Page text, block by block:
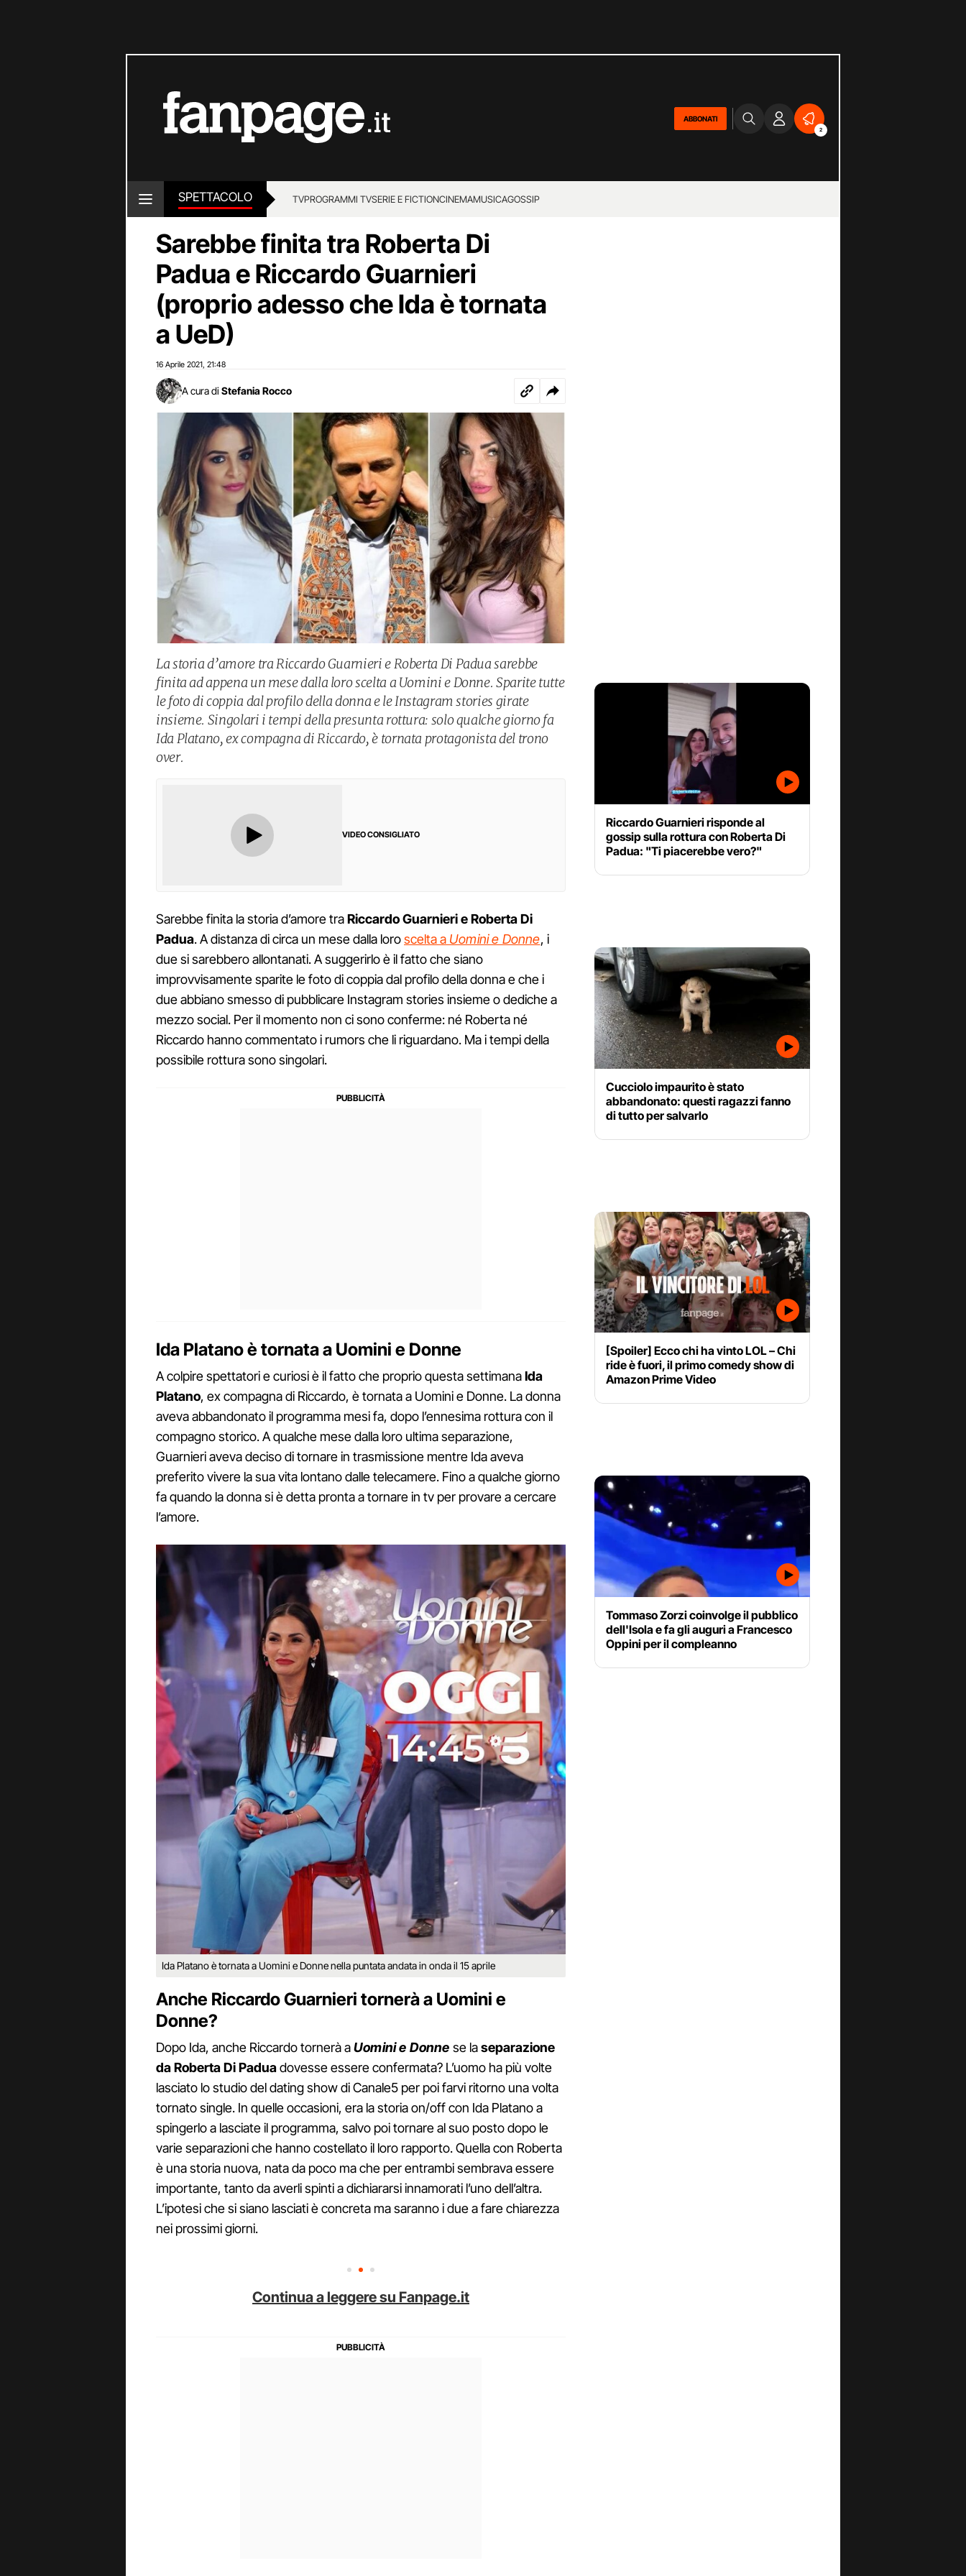
ABBONATI
2
SPETTACOLO TVPROGRAMMI TVSERIE E FICTIONCINEMAMUSICAGOSSIP
Sarebbe finita tra Roberta Di
Padua e Riccardo Guarnieri
(proprio adesso che Ida è tornata
a UeD)
16 Aprile 2021 21:48
A cura di Stefania Rocco
La storia d’amore tra Riccardo Guarnieri e Roberta Di Padua sarebbe
finita ad appena un mese dalla loro scelta a Uomini e Donne. Sparite tutte
le foto di coppia dal profilo della donna e le Instagram stories girate
insieme. Singolari i tempi della presunta rottura: solo qualche giorno fa
Ida Platano, ex compagna di Riccardo, è tornata protagonista del trono
over.
VIDEO CONSIGLIATO
Sarebbe finita la storia d’amore traRiccardo Guarnieri e Roberta Di
Padua. A distanza di circa un mese dalla loroscelta a Uomini e Donne, i
due si sarebbero allontanati. A suggerirlo è il fatto che siano
improvvisamente sparite le foto di coppia dal profilo della donna e che i
due abbiano smesso di pubblicare Instagram stories insieme o dediche a
mezzo social. Per il momento non ci sono conferme: né Roberta né
Riccardo hanno commentato i rumors che li riguardano. Ma i tempi della
possibile rottura sono singolari.
Ida Platano è tornata a Uomini e Donne
A colpire spettatori e curiosi è il fatto che proprio questa settimanaIda
Platano, ex compagna di Riccardo, è tornata a Uomini e Donne. La donna
aveva abbandonato il programma mesi fa, dopo l’ennesima rottura con il
compagno storico. A qualche mese dalla loro ultima separazione,
Guarnieri aveva deciso di tornare in trasmissione mentre Ida aveva
preferito vivere la sua vita lontano dalle telecamere. Fino a qualche giorno
fa quando la donna si è detta pronta a tornare in tv per provare a cercare
l’amore.
Ida Platano è tornata a Uomini e Donne nella puntata andata in onda il 15 aprile
Anche Riccardo Guarnieri tornerà a Uomini e
Donne?
Dopo Ida, anche Riccardo tornerà aUomini e Donne se laseparazione
da Roberta Di Paduadovesse essere confermata? L’uomo ha più volte
lasciato lo studio del dating show di Canale5 per poi farvi ritorno una volta
tornato single. In quelle occasioni, era la storia on/off con Ida Platano a
spingerlo a lasciate il programma, salvo poi tornare al suo posto dopo le
varie separazioni che hanno costellato il loro rapporto. Quella con Roberta
è una storia nuova, nata da poco ma che per entrambi sembrava essere
importante, tanto da averli spinti a dichiararsi innamorati l’uno dell’altra.
L’ipotesi che si siano lasciati è concreta ma saranno i due a fare chiarezza
nei prossimi giorni.
Continua a leggere su Fanpage.it
Riccardo Guarnieri risponde al
gossip sulla rottura con Roberta Di
Padua: "Ti piacerebbe vero?"
Cucciolo impaurito è stato
abbandonato: questi ragazzi fanno
di tutto per salvarlo
[Spoiler] Ecco chi ha vinto LOL – Chi
ride è fuori, il primo comedy show di
Amazon Prime Video
Tommaso Zorzi coinvolge il pubblico
dell'Isola e fa gli auguri a Francesco
Oppini per il compleanno